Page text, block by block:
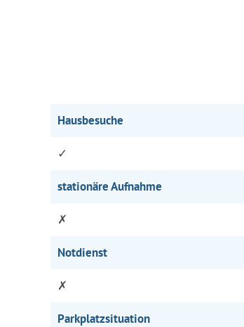
Hausbesuche
✓
stationäre Aufnahme
✗
Notdienst
✗
Parkplatzsituation